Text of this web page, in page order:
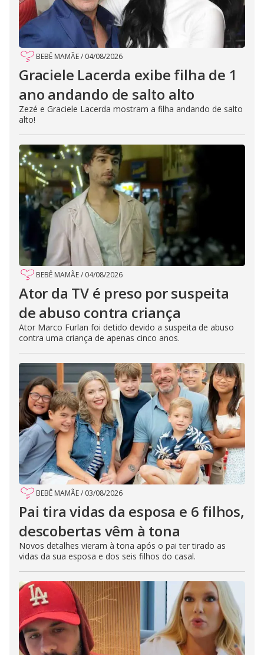
BEBÊ MAMÃE/ 04/08/2026
Graciele Lacerda exibe filha de 1
ano andando de salto alto
Zezé e Graciele Lacerda mostram a filha andando de salto
alto!
BEBÊ MAMÃE/ 04/08/2026
Ator da TV é preso por suspeita
de abuso contra criança
Ator Marco Furlan foi detido devido a suspeita de abuso
contra uma criança de apenas cinco anos.
BEBÊ MAMÃE/ 03/08/2026
Pai tira vidas da esposa e 6 filhos,
descobertas vêm à tona
Novos detalhes vieram à tona após o pai ter tirado as
vidas da sua esposa e dos seis filhos do casal.